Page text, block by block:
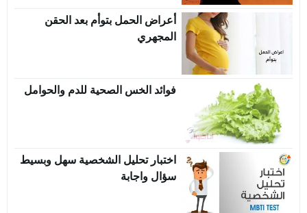
أعراض الحمل بتوأم بعد الحقن
المجهري
فوائد الخس الصحية للدم والحوامل
اختبار تحليل الشخصية سهل وبسيط
سؤال واجابة